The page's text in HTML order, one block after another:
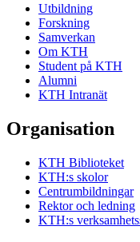
Utbildning
Forskning
Samverkan
Om KTH
Student på KTH
Alumni
KTH Intranät
Organisation
KTH Biblioteket
KTH:s skolor
Centrumbildningar
Rektor och ledning
KTH:s